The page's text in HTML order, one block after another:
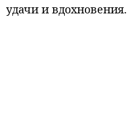
удачи и вдохновения.